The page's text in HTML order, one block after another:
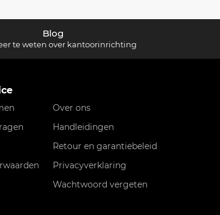
Blog
te weten over kantoorinrichting
Over ons
Handleidingen
Retour en garantiebeleid
Privacyverklaring
Wachtwoord vergeten